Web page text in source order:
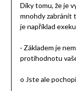
Díky tomu, že je
mnohdy zabránit
je například
· Základem je
protihodnotu
o Jste ale